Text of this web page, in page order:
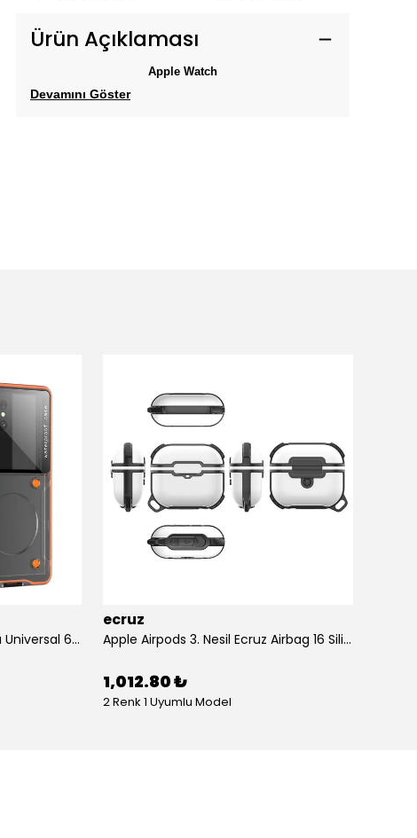
Ürün Açıklaması
Apple Watch
Devamını Göster
Anti-Knock Airbag Tasarımlı Universal 6.9"inç Su Geçirmez Ecruz Voter Kapak
ecruz
Apple Airpods 3. Nesil Ecruz Airbag 16 Silikon 1-1 Su Geçirmez Uyumlu Kılıf
1,012.80 ₺
2 Renk 1 Uyumlu Model